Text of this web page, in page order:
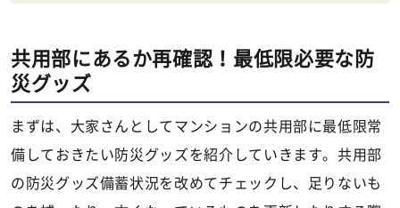
共用部にあるか再確認！最低限必要な防
災グッズ
まずは、大家さんとしてマンションの共用部に最低限常
備しておきたい防災グッズを紹介していきます。共用部
の防災グッズ備蓄状況を改めてチェックし、足りないも